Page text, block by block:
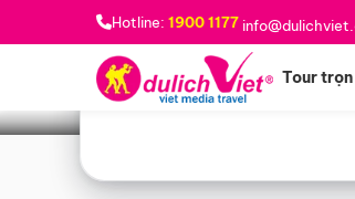
Hotline: 1900 1177
Tour
Bạn muốn đi đâu? *